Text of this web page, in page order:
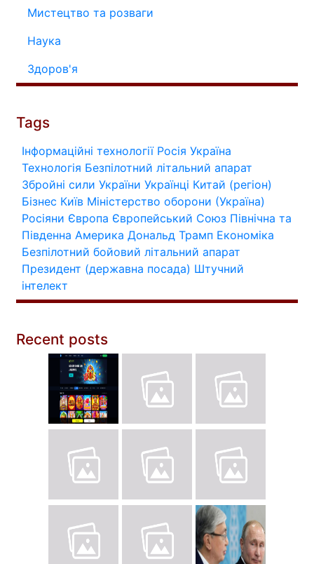
Мистецтво та розваги
Наука
Здоров'я
Tags
Інформаційні технології Росія Україна
Технологія Безпілотний літальний апарат
Збройні сили України Українці Китай (регіон)
Бізнес Київ Міністерство оборони (Україна)
Росіяни Європа Європейський Союз Північна та
Південна Америка Дональд Трамп Економіка
Безпілотний бойовий літальний апарат
Президент (державна посада) Штучний
інтелект
Recent posts